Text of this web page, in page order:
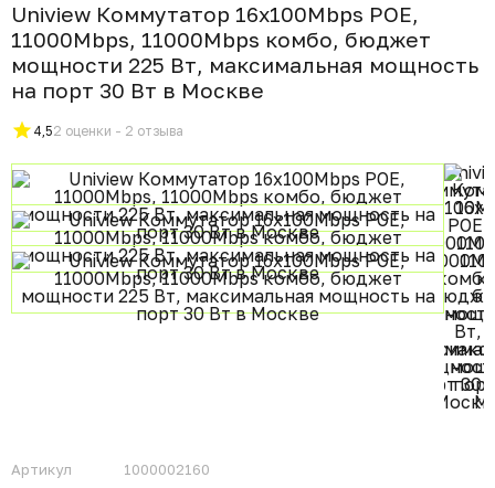
Uniview Коммутатор 16x100Mbps POE,
11000Mbps, 11000Mbps комбо, бюджет
мощности 225 Вт, максимальная мощность
на порт 30 Вт в Москвe
4,52 оценки - 2 отзыва
Артикул
1000002160